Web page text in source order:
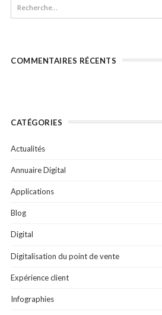
COMMENTAIRES RÉCENTS
CATÉGORIES
Actualités
Annuaire Digital
Applications
Blog
Digital
Digitalisation du point de vente
Expérience client
Infographies